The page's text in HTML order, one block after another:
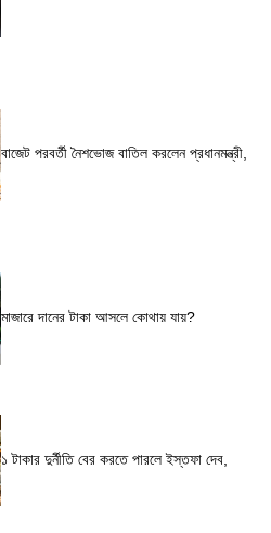
বাজেট পরবর্তী নৈশভোজ বাতিল করলেন প্রধানমন্ত্রী,
মাজারে দানের টাকা আসলে কোথায় যায়?
১ টাকার দুর্নীতি বের করতে পারলে ইস্তফা দেব,